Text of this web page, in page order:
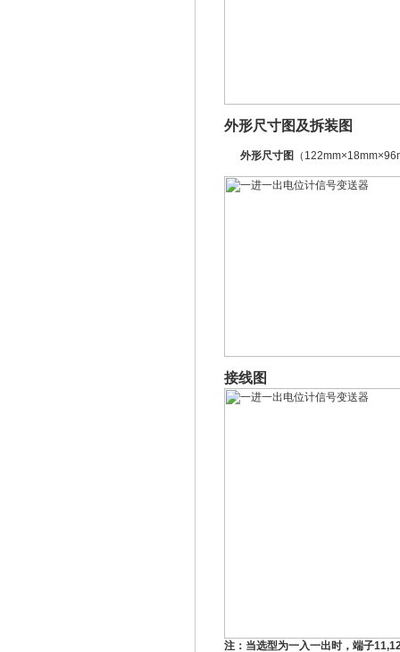
外形尺寸图及拆装图
外形尺寸图 （
接线图
注：当选型为一入一出时，端子